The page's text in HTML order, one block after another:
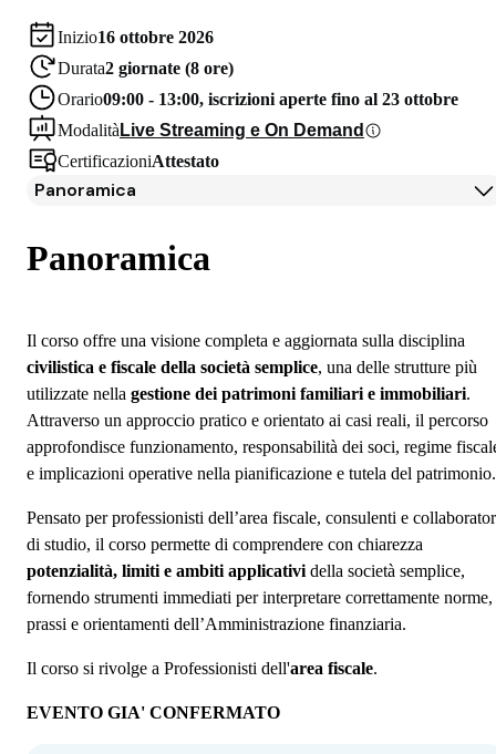
Inizio16 ottobre 2026
Durata2 giornate (8 ore)
Orario09:00 - 13:00, iscrizioni aperte fino al 23 ottobre
Modalità Live Streaming e On Demand
CertificazioniAttestato
Panoramica
Programma
Docenti
Panoramica
Il corso offre una visione completa e aggiornata sulla disciplina
civilistica e fiscale della società semplice, una delle strutture più
utilizzate nella gestione dei patrimoni familiari e immobiliari.
Attraverso un approccio pratico e orientato ai casi reali, il percorso
approfondisce funzionamento, responsabilità dei soci, regime
e implicazioni operative nella pianificazione e tutela del patrimonio.
Pensato per professionisti dell’area fiscale, consulenti e
di studio, il corso permette di comprendere con chiarezza
potenzialità, limiti e ambiti applicativi della società semplice,
fornendo strumenti immediati per interpretare correttamente norme,
prassi e orientamenti dell’Amministrazione finanziaria.
Il corso si rivolge a Professionisti dell'area fiscale.
EVENTO GIA' CONFERMATO